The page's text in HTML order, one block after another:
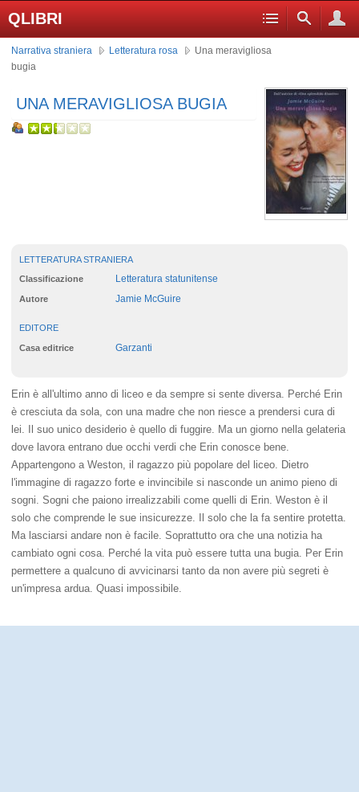
QLIBRI
Narrativa straniera Letteratura rosa
Una meravigliosa
bugia
UNA MERAVIGLIOSA BUGIA
LETTERATURA STRANIERA
Classificazione Letteratura statunitense
Autore Jamie McGuire
EDITORE
Casa editrice Garzanti
Erin è all'ultimo anno di liceo e da sempre si sente diversa. Perché Erin
è cresciuta da sola, con una madre che non riesce a prendersi cura di
lei. Il suo unico desiderio è quello di fuggire. Ma un giorno nella gelateria
dove lavora entrano due occhi verdi che Erin conosce bene.
Appartengono a Weston, il ragazzo più popolare del liceo. Dietro
l'immagine di ragazzo forte e invincibile si nasconde un animo pieno di
sogni. Sogni che paiono irrealizzabili come quelli di Erin. Weston è il
solo che comprende le sue insicurezze. Il solo che la fa sentire protetta.
Ma lasciarsi andare non è facile. Soprattutto ora che una notizia ha
cambiato ogni cosa. Perché la vita può essere tutta una bugia. Per Erin
permettere a qualcuno di avvicinarsi tanto da non avere più segreti è
un'impresa ardua. Quasi impossibile.